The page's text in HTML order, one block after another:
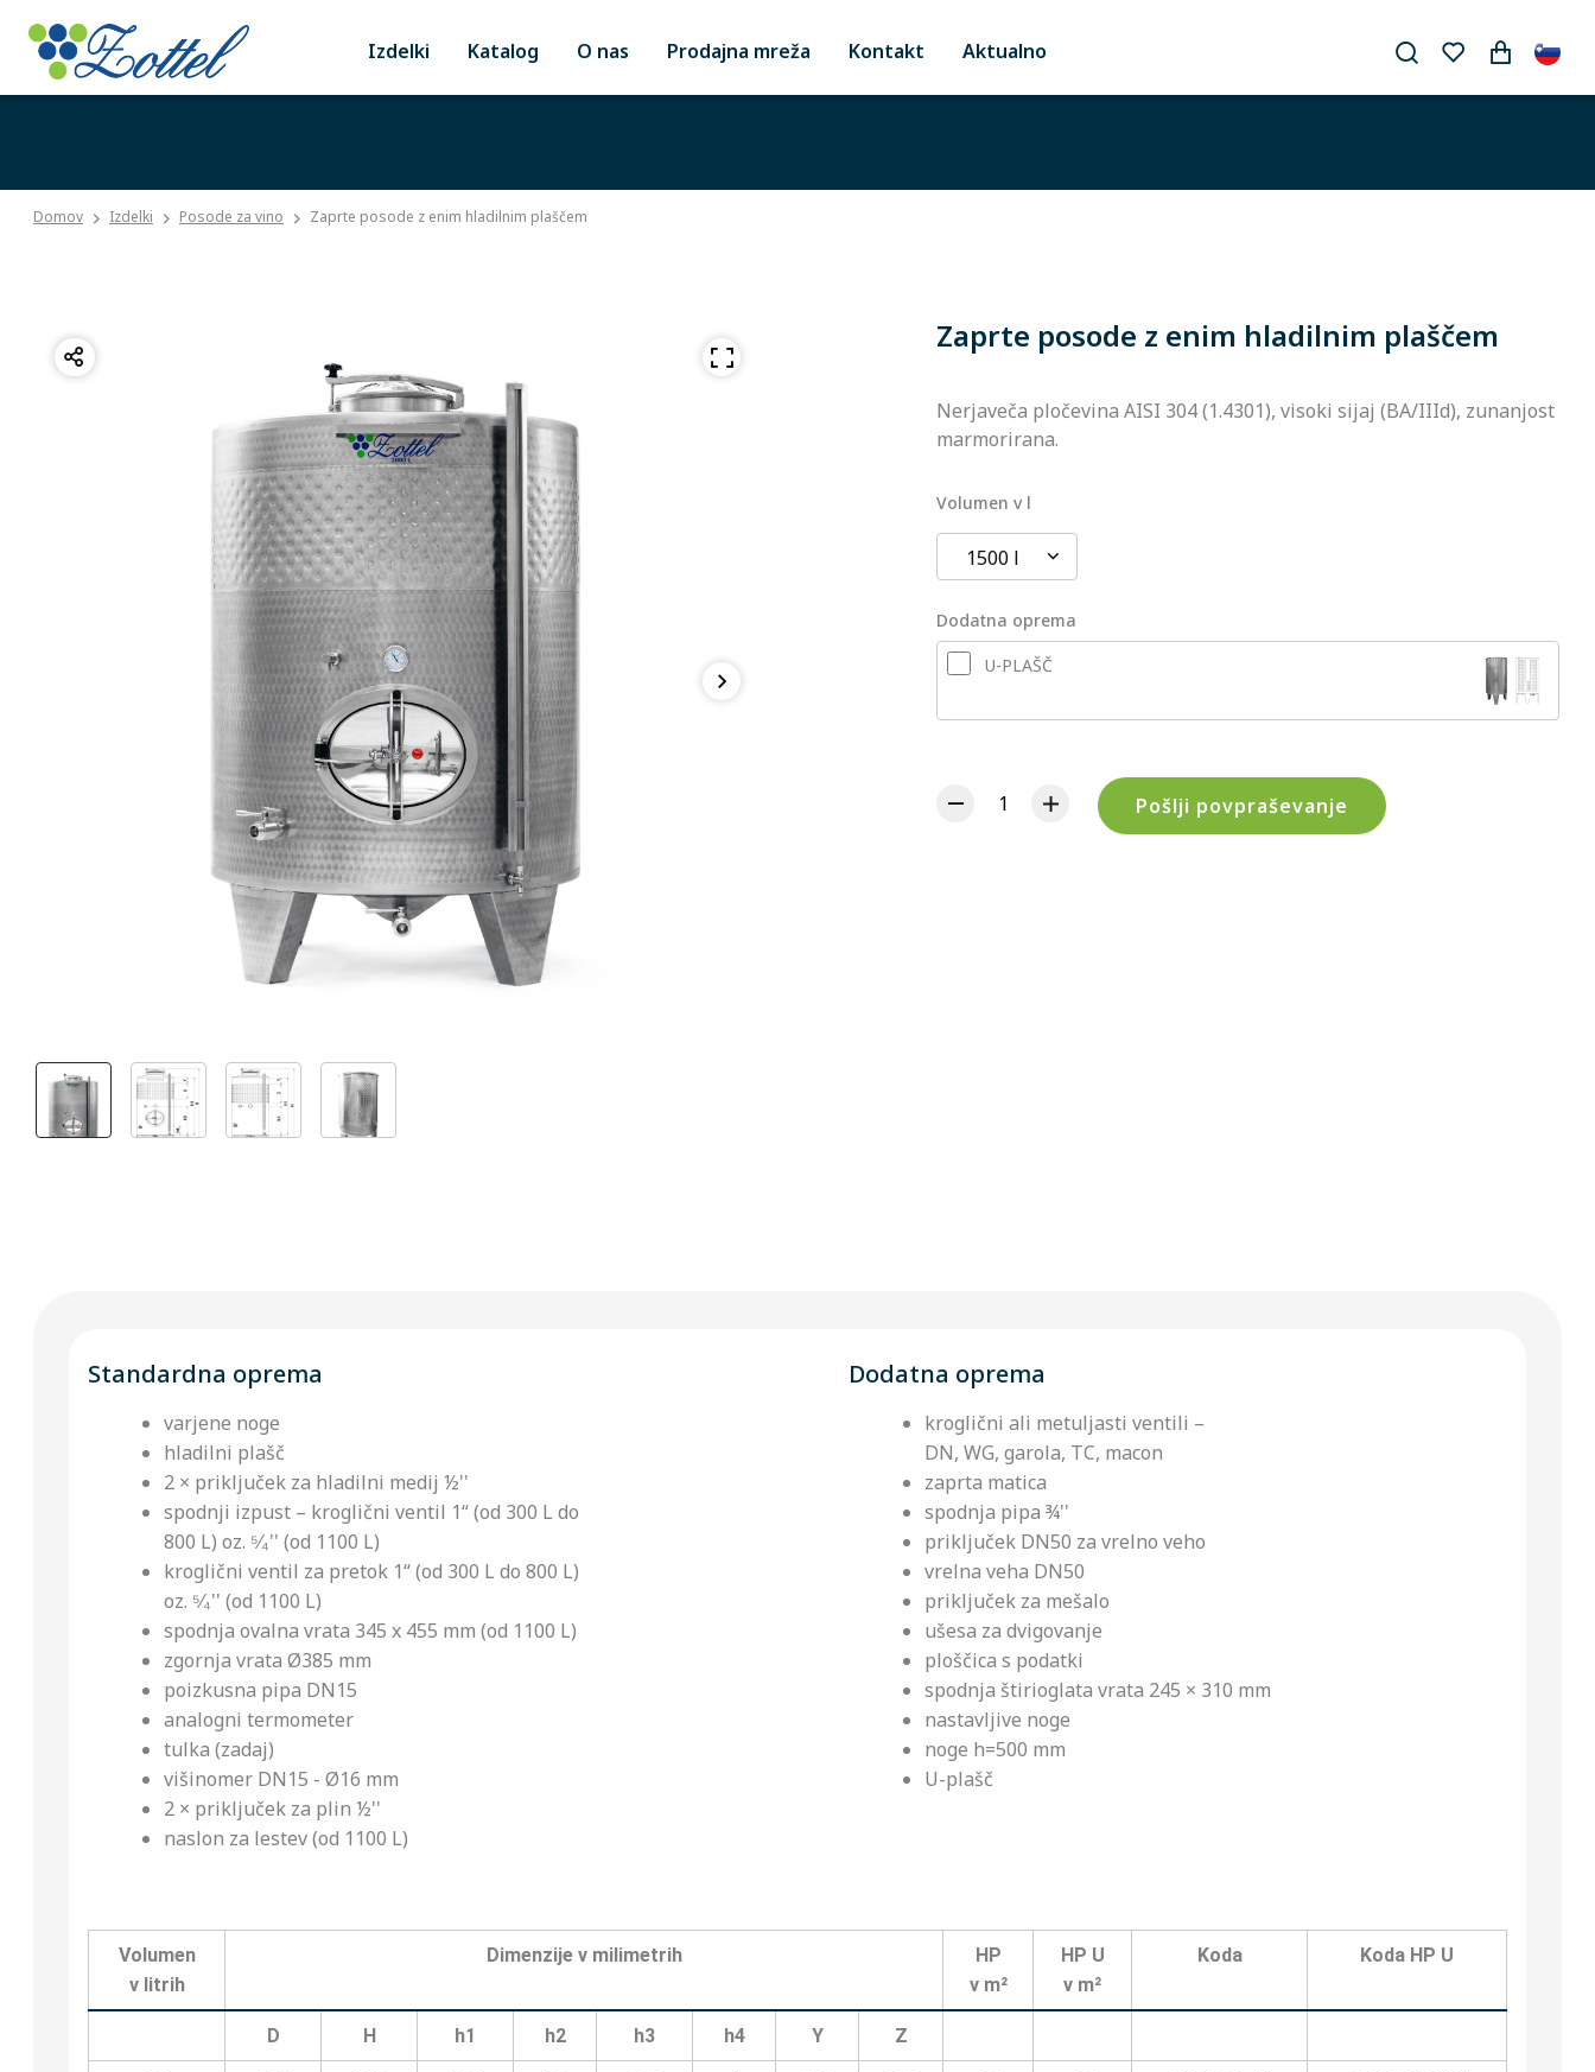
Izdelki Katalog O nas Prodajna mreža Kontakt Aktualno
Domov Izdelki Posode za vino Zaprte posode z enim hladilnim plaščem
Zaprte posode z enim hladilnim plaščem
Nerjaveča pločevina AISI 304 (1.4301), visoki sijaj (BA/IIId), zunanjost
marmorirana.
Volumen v l
1500 l
Dodatna oprema
U-PLAŠČ
Pošlji povpraševanje
Standardna oprema
varjene noge
hladilni plašč
2 × priključek za hladilni medij ½''
spodnji izpust – kroglični ventil 1“ (od 300 L do
800 L) oz. ⁵⁄₄'' (od 1100 L)
kroglični ventil za pretok 1“ (od 300 L do 800 L)
oz. ⁵⁄₄'' (od 1100 L)
spodnja ovalna vrata 345 x 455 mm (od 1100 L)
zgornja vrata Ø385 mm
poizkusna pipa DN15
analogni termometer
tulka (zadaj)
višinomer DN15 - Ø16 mm
2 × priključek za plin ½''
naslon za lestev (od 1100 L)
Dodatna oprema
kroglični ali metuljasti ventili –
DN, WG, garola, TC, macon
zaprta matica
spodnja pipa ¾''
priključek DN50 za vrelno veho
vrelna veha DN50
priključek za mešalo
ušesa za dvigovanje
ploščica s podatki
spodnja štirioglata vrata 245 × 310 mm
nastavljive noge
noge h=500 mm
U-plašč
Volumen
v litrih
Dimenzije v milimetrih
HP
v m²
HP U
v m²
Koda Koda HP U
D H h1 h2 h3 h4 Y Z